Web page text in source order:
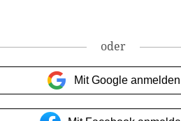
oder
Mit Google anmelden